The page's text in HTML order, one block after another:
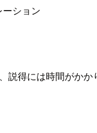
ション
説得には時間がかか